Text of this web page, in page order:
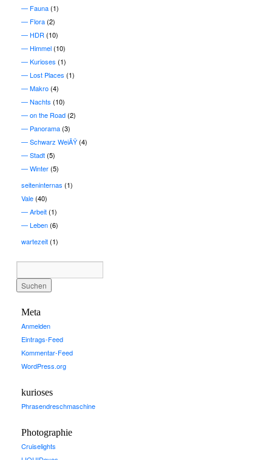
Fauna(1)
Flora(2)
HDR (10)
Himmel(10)
Kurioses (1)
Lost Places (1)
Makro(4)
Nachts (10)
on the Road(2)
Panorama(3)
Schwarz WeiÃŸ(4)
Stadt(5)
Winter(5)
seiteninternas (1)
Vale(40)
Arbeit(1)
Leben(6)
wartezeit(1)
Meta
Anmelden
Eintrags-Feed
Kommentar-Feed
WordPress.org
kurioses
Phrasendreschmaschine
Photographie
Cruiselights